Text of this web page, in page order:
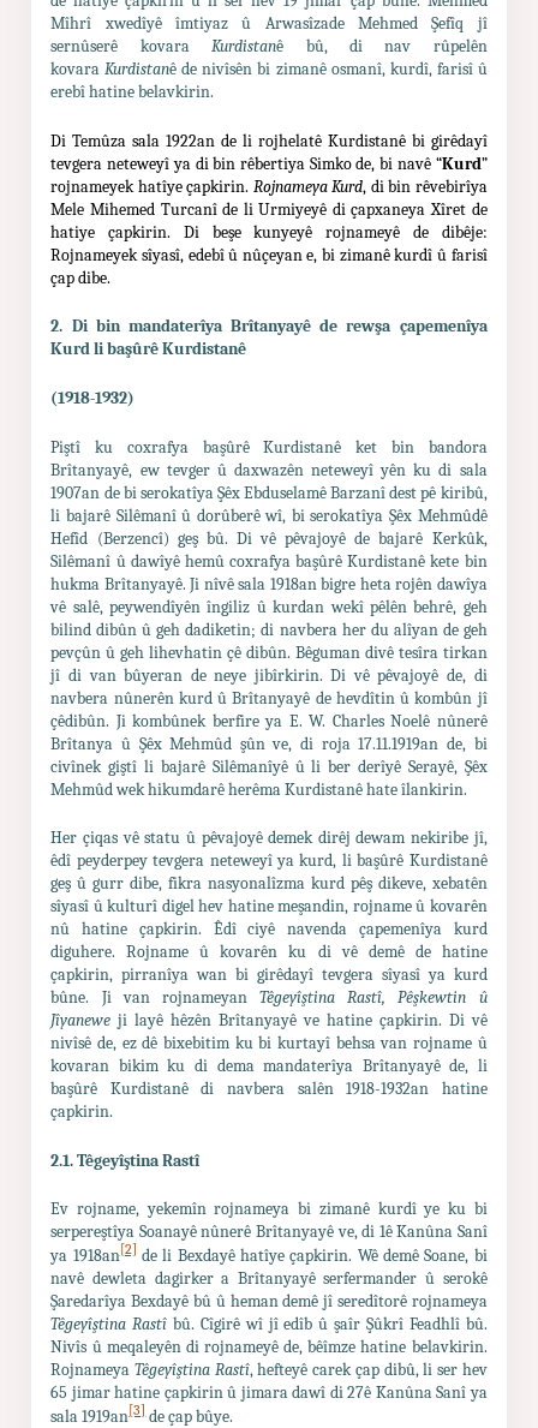
Mîhrî xwedîyê îmtiyaz û Arwasîzade Mehmed Şefîq jî
sernûserê kovaraKurdistanê bû, di nav rûpelên
kovaraKurdistanê de nivîsên bi zimanê osmanî, kurdî, farisî û
erebî hatine belavkirin.
Di Temûza sala 1922an de li rojhelatê Kurdistanê bi girêdayî
tevgera neteweyî ya di bin rêbertiya Simko de, bi navê “Kurd”
rojnameyek hatîye çapkirin. Rojnameya Kurd, di bin rêvebirîya
Mele Mihemed Turcanî de li Urmiyeyê di çapxaneya Xîret de
hatiye çapkirin. Di beşe kunyeyê rojnameyê de dibêje:
Rojnameyek sîyasî, edebî û nûçeyan e, bi zimanê kurdî û farisî
çap dibe.
2. Di bin mandaterîya Brîtanyayê de rewşa çapemenîya
Kurd li başûrê Kurdistanê
(1918-1932)
Piştî ku coxrafya başûrê Kurdistanê ket bin bandora
Brîtanyayê, ew tevger û daxwazên neteweyî yên ku di sala
1907an de bi serokatîya Şêx Ebduselamê Barzanî dest pê kiribû,
li bajarê Silêmanî û dorûberê wî, bi serokatîya Şêx Mehmûdê
Hefîd (Berzencî) geş bû. Di vê pêvajoyê de bajarê Kerkûk,
Silêmanî û dawîyê hemû coxrafya başûrê Kurdistanê kete bin
hukma Brîtanyayê. Ji nîvê sala 1918an bigre heta rojên dawîya
vê salê, peywendîyên îngiliz û kurdan wekî pêlên behrê, geh
bilind dibûn û geh dadiketin; di navbera her du alîyan de geh
pevçûn û geh lihevhatin çê dibûn. Bêguman divê tesîra tirkan
jî di van bûyeran de neye jibîrkirin. Di vê pêvajoyê de, di
navbera nûnerên kurd û Brîtanyayê de hevdîtin û kombûn jî
çêdibûn. Ji kombûnek berfire ya E. W. Charles Noelê nûnerê
Brîtanya û Şêx Mehmûd şûn ve, di roja 17.11.1919an de, bi
civînek giştî li bajarê Silêmanîyê û li ber derîyê Serayê, Şêx
Mehmûd wek hikumdarê herêma Kurdistanê hate îlankirin.
Her çiqas vê statu û pêvajoyê demek dirêj dewam nekiribe jî,
êdî peyderpey tevgera neteweyî ya kurd, li başûrê Kurdistanê
geş û gurr dibe, fikra nasyonalîzma kurd pêş dikeve, xebatên
sîyasî û kulturî digel hev hatine meşandin, rojname û kovarên
nû hatine çapkirin. Êdî ciyê navenda çapemenîya kurd
diguhere. Rojname û kovarên ku di vê demê de hatine
çapkirin, pirranîya wan bi girêdayî tevgera sîyasî ya kurd
bûne. Ji van rojnameyanTêgeyîştina Rastî, Pêşkewtin û
Jîyaneweji layê hêzên Brîtanyayê ve hatine çapkirin. Di vê
nivîsê de, ez dê bixebitim ku bi kurtayî behsa van rojname û
kovaran bikim ku di dema mandaterîya Brîtanyayê de, li
başûrê Kurdistanê di navbera salên 1918-1932an hatine
çapkirin.
2.1. Têgeyîştina Rastî
Ev rojname, yekemîn rojnameya bi zimanê kurdî ye ku bi
serpereştîya Soanayê nûnerê Brîtanyayê ve, di 1ê Kanûna Sanî
ya 1918an [2]
de li Bexdayê hatîye çapkirin. Wê demê Soane, bi
navê dewleta dagirker a Brîtanyayê serfermander û serokê
Şaredarîya Bexdayê bû û heman demê jî seredîtorê rojnameya
Têgeyîştina Rastîbû. Cîgirê wî jî edîb û şaîr Şûkrî Feadhlî bû.
Nivîs û meqaleyên di rojnameyê de, bêîmze hatine belavkirin.
RojnameyaTêgeyîştina Rastî, hefteyê carek çap dibû, li ser hev
65 jimar hatine çapkirin û jimara dawî di 27ê Kanûna Sanî ya
sala 1919an[3]de çap bûye.